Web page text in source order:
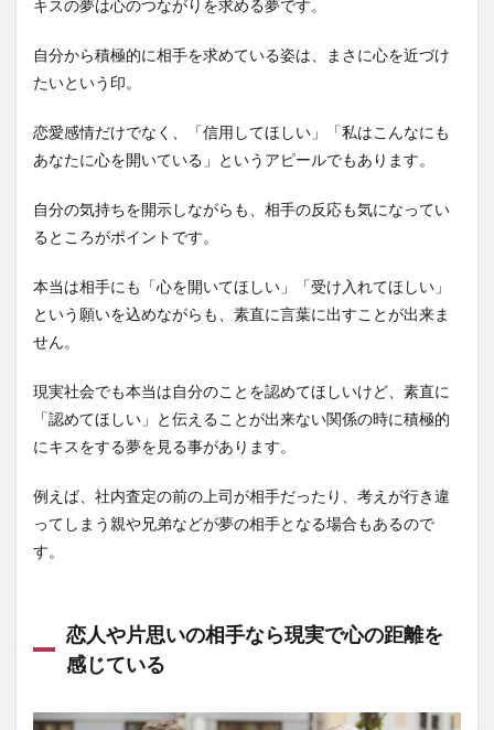
キスの夢は心のつながりを求める夢です。
自分から積極的に相手を求めている姿は、まさに心を近づけ
たいという印。
恋愛感情だけでなく、「信用してほしい」「私はこんなにも
あなたに心を開いている」というアピールでもあります。
自分の気持ちを開示しながらも、相手の反応も気になってい
るところがポイントです。
本当は相手にも「心を開いてほしい」「受け入れてほしい」
という願いを込めながらも、素直に言葉に出すことが出来ま
せん。
現実社会でも本当は自分のことを認めてほしいけど、素直に
「認めてほしい」と伝えることが出来ない関係の時に積極的
にキスをする夢を見る事があります。
例えば、社内査定の前の上司が相手だったり、考えが行き違
ってしまう親や兄弟などが夢の相手となる場合もあるので
す。
恋人や片思いの相手なら現実で心の距離を
感じている